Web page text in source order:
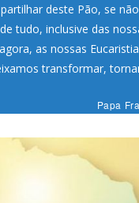
deste Pão, se não
tudo, inclusive das
as nossas
transformar,
Papa